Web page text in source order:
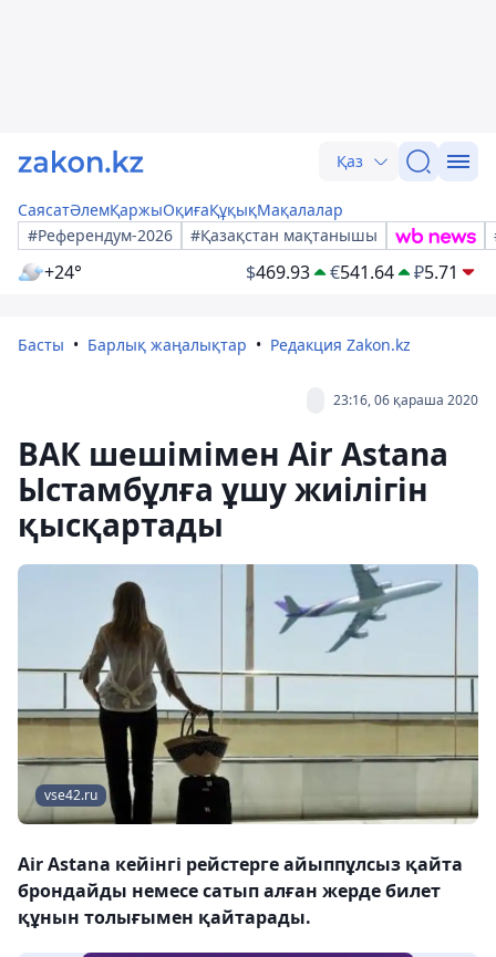
Қаз
СаясатӘлемҚаржыОқиғаҚұқықМақалалар
#Референдум-2026
#Қазақстан мақтанышы
+24° $469.93 €541.64 ₽5.71
Басты Барлық жаңалықтар Редакция Zakon.kz
23:16, 06 қараша 2020
ВАК шешімімен Air Astana
Ыстамбұлға ұшу жиілігін
қысқартады
vse42.ru
Air Astana кейінгі рейстерге айыппұлсыз қайта
брондайды немесе сатып алған жерде билет
құнын толығымен қайтарады.